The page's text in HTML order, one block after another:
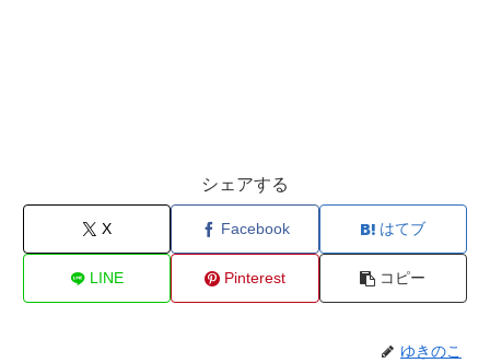
シェアする
X Facebook はてブ
LINE Pinterest コピー
ゆきのこ